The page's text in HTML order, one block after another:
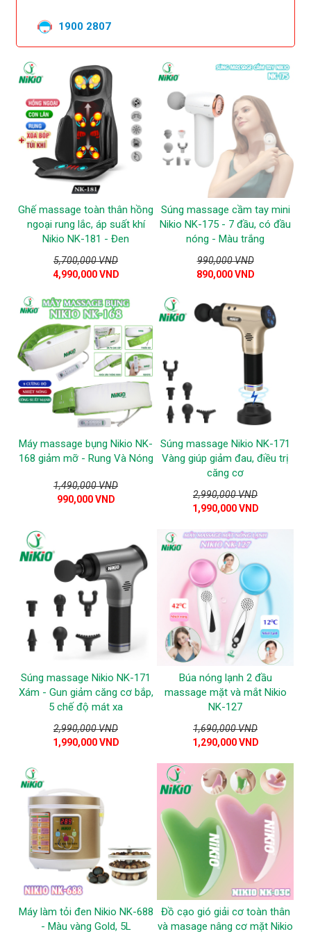
1900 2807
Ghế massage toàn thân hồng
ngoại rung lắc, áp suất khí
Nikio NK-181 - Đen
5,700,000 VND
4,990,000 VND
Súng massage cầm tay mini
Nikio NK-175 - 7 đầu, có đầu
nóng - Màu trắng
990,000 VND
890,000 VND
Máy massage bụng Nikio NK-
168 giảm mỡ - Rung Và Nóng
1,490,000 VND
990,000 VND
Súng massage Nikio NK-171
Vàng giúp giảm đau, điều trị
căng cơ
2,990,000 VND
1,990,000 VND
Súng massage Nikio NK-171
Xám - Gun giảm căng cơ bắp,
5 chế độ mát xa
2,990,000 VND
1,990,000 VND
Búa nóng lạnh 2 đầu
massage mặt và mắt Nikio
NK-127
1,690,000 VND
1,290,000 VND
Máy làm tỏi đen Nikio NK-688
- Màu vàng Gold, 5L
Đồ cạo gió giải cơ toàn thân
và masage nâng cơ mặt Nikio